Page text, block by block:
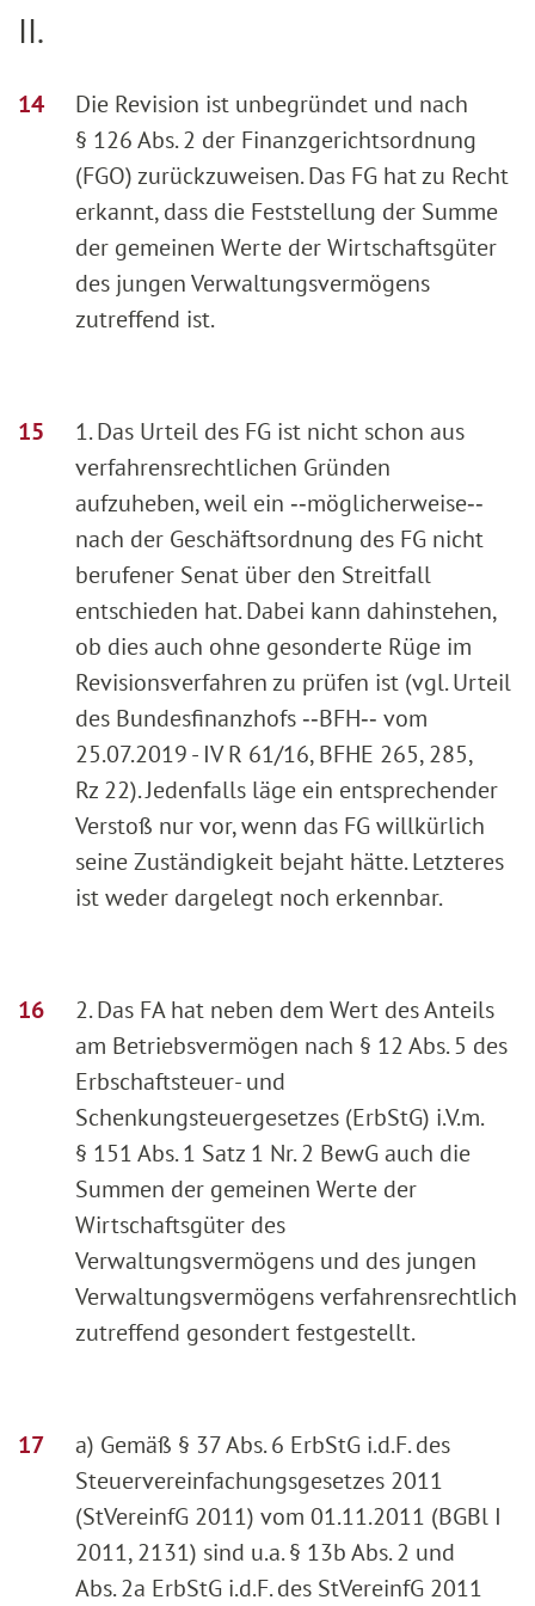
II.
Die Revision ist unbegründet und nach
§ 126 Abs. 2 der Finanzgerichtsordnung
(FGO) zurückzuweisen. Das FG hat zu Recht
erkannt, dass die Feststellung der Summe
der gemeinen Werte der Wirtschaftsgüter
des jungen Verwaltungsvermögens
zutreffend ist.
1. Das Urteil des FG ist nicht schon aus
verfahrensrechtlichen Gründen
aufzuheben, weil ein ‑‑möglicherweise‑‑
nach der Geschäftsordnung des FG nicht
berufener Senat über den Streitfall
entschieden hat. Dabei kann dahinstehen,
ob dies auch ohne gesonderte Rüge im
Revisionsverfahren zu prüfen ist (vgl. Urteil
des Bundesfinanzhofs ‑‑BFH‑‑ vom
25.07.2019 - IV R 61/16, BFHE 265, 285,
Rz 22). Jedenfalls läge ein entsprechender
Verstoß nur vor, wenn das FG willkürlich
seine Zuständigkeit bejaht hätte. Letzteres
ist weder dargelegt noch erkennbar.
2. Das FA hat neben dem Wert des Anteils
am Betriebsvermögen nach § 12 Abs. 5 des
Erbschaftsteuer- und
Schenkungsteuergesetzes (ErbStG) i.V.m.
§ 151 Abs. 1 Satz 1 Nr. 2 BewG auch die
Summen der gemeinen Werte der
Wirtschaftsgüter des
Verwaltungsvermögens und des jungen
Verwaltungsvermögens verfahrensrechtlich
zutreffend gesondert festgestellt.
a) Gemäß § 37 Abs. 6 ErbStG i.d.F. des
Steuervereinfachungsgesetzes 2011
(StVereinfG 2011) vom 01.11.2011 (BGBl I
2011, 2131) sind u.a. § 13b Abs. 2 und
Abs. 2a ErbStG i.d.F. des StVereinfG 2011